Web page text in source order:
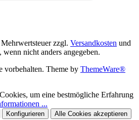
zzgl. Versandkosten und
nicht anders angegeben.
Theme by ThemeWare®
um eine bestmögliche Erfahrung
...
Konfigurieren Alle Cookies akzeptieren